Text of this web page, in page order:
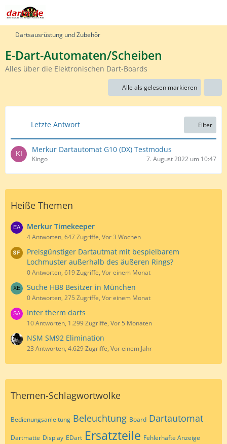
Dartsausrüstung und Zubehör
E-Dart-Automaten/Scheiben
Alles über die Elektronischen Dart-Boards
Alle als gelesen markieren
Letzte Antwort Filter
Merkur Dartautomat G10 (DX) Testmodus
Kingo 7. August 2022 um 10:47
Heiße Themen
Merkur Timekeeper
4 Antworten, 647 Zugriffe, Vor 3 Wochen
Preisgünstiger Dartautmat mit bespielbarem
Lochmuster außerhalb des äußeren Rings?
0 Antworten, 619 Zugriffe, Vor einem Monat
Suche HB8 Besitzer in München
0 Antworten, 275 Zugriffe, Vor einem Monat
Inter therm darts
10 Antworten, 1.299 Zugriffe, Vor 5 Monaten
NSM SM92 Elimination
23 Antworten, 4.629 Zugriffe, Vor einem Jahr
Themen-Schlagwortwolke
Bedienungsanleitung Beleuchtung Board Dartautomat
Dartmatte Display EDart Ersatzteile Fehlerhafte Anzeige